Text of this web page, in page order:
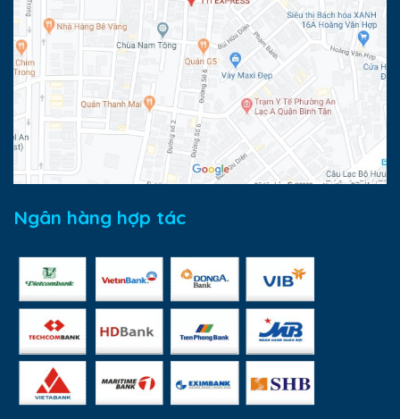
Ngân hàng hợp tác